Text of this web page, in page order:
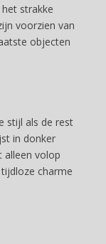
strakke
voorzien van
objecten
stijl als de rest
in donker
alleen volop
charme